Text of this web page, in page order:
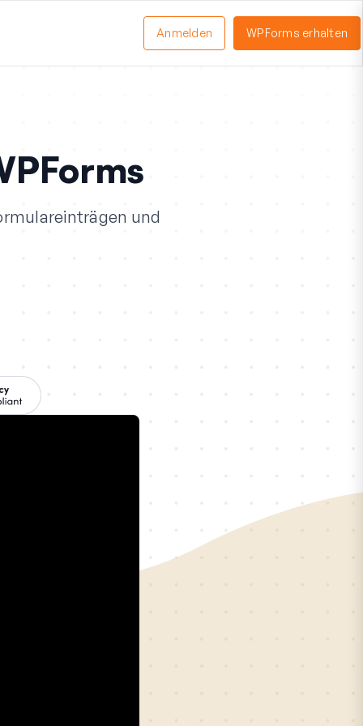
Anmelden WPForms erhalten
und